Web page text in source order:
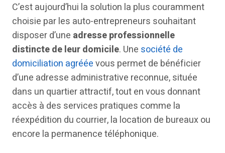
C’est aujourd’hui la solution la plus couramment
choisie par les auto-entrepreneurs souhaitant
disposer d’une adresse professionnelle
distincte de leur domicile. Une société de
domiciliation agrééevous permet de bénéficier
d’une adresse administrative reconnue, située
dans un quartier attractif, tout en vous donnant
accès à des services pratiques comme la
réexpédition du courrier, la location de bureaux ou
encore la permanence téléphonique.